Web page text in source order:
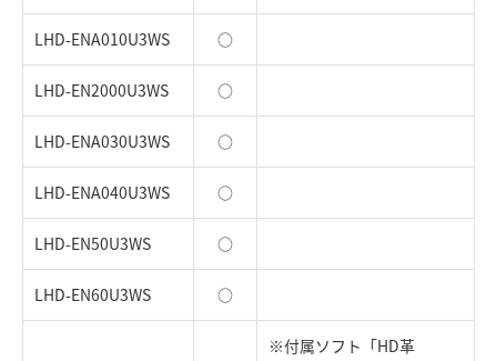
LHD-ENA010U3WS ○
LHD-EN2000U3WS ○
LHD-ENA030U3WS ○
LHD-ENA040U3WS ○
LHD-EN50U3WS ○
LHD-EN60U3WS ○
※付属ソフト「HD革